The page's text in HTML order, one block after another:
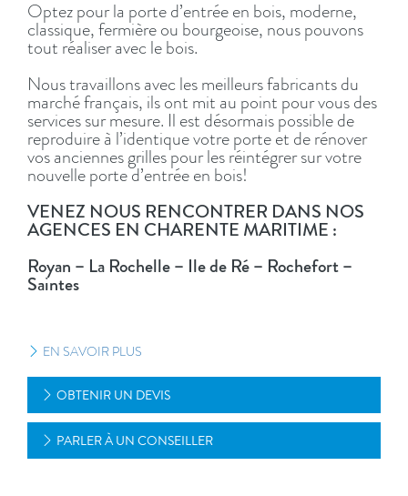
Optez pour la porte d’entrée en bois, moderne,
classique, fermière ou bourgeoise, nous pouvons
tout réaliser avec le bois.
Nous travaillons avec les meilleurs fabricants du
marché français, ils ont mit au point pour vous des
services sur mesure. Il est désormais possible de
reproduire à l’identique votre porte et de rénover
vos anciennes grilles pour les réintégrer sur votre
nouvelle porte d’entrée en bois!
VENEZ NOUS RENCONTRER DANS NOS
AGENCES EN CHARENTE MARITIME :
Royan – La Rochelle – Ile de Ré – Rochefort –
Saintes
EN SAVOIR PLUS
OBTENIR UN DEVIS
PARLER À UN CONSEILLER